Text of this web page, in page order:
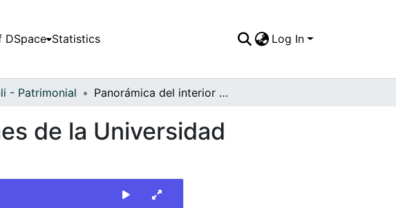
DSpace Statistics Log In
- Patrimonial Panorámica del interior de las instalaciones de la Universidad Santiago de Cali
de la Universidad